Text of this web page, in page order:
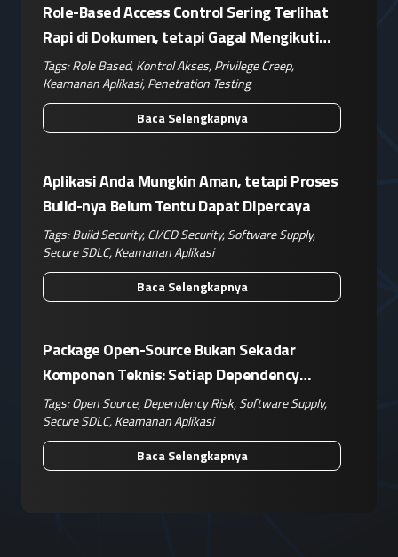
Role-Based Access Control Sering Terlihat
Rapi di Dokumen, tetapi Gagal Mengikuti
Operasional Nyata
Tags:Role Based,Kontrol Akses,Privilege Creep,
Keamanan Aplikasi,Penetration Testing
Baca Selengkapnya
Aplikasi Anda Mungkin Aman, tetapi Proses
Build-nya Belum Tentu Dapat Dipercaya
Tags:Build Security,CI/CD Security,Software Supply,
Secure SDLC,Keamanan Aplikasi
Baca Selengkapnya
Package Open-Source Bukan Sekadar
Komponen Teknis: Setiap Dependency
Adalah Keputusan Risiko Bisnis
Tags:Open Source,Dependency Risk,Software Supply,
Secure SDLC,Keamanan Aplikasi
Baca Selengkapnya